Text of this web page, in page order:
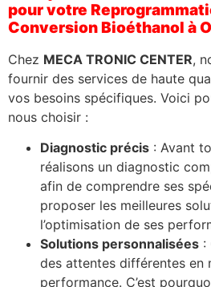
pour votre
Conversion Bioéthanol à
Chez MECA TRONIC CENTER,
fournir des services de haute
vos besoins spécifiques. Voici
nous choisir :
Diagnostic précis : Avant
réalisons un diagnostic
afin de comprendre ses
proposer les meilleures
l’optimisation de ses
Solutions personnalisées :
des attentes différentes en
performance. C’est